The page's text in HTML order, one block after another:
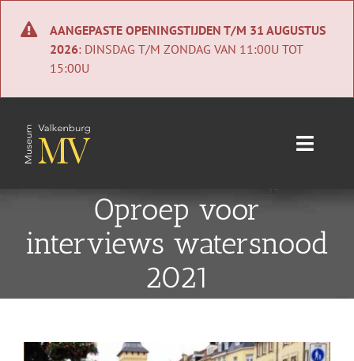
naar
AANGEPASTE OPENINGSTIJDEN T/M 31 AUGUSTUS
2026: DINSDAG T/M ZONDAG VAN 11:00U TOT
15:00U
Toggle
Home
Nieuws
Oproep voor
interviews watersnood
2021
Bekijk